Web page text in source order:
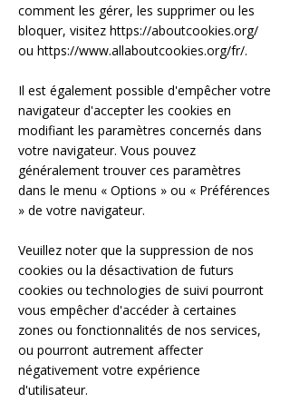
comment les gérer, les supprimer ou les
bloquer, visitez https://aboutcookies.org/
ou https://www.allaboutcookies.org/fr/.
Il est également possible d'empêcher votre
navigateur d'accepter les cookies en
modifiant les paramètres concernés dans
votre navigateur. Vous pouvez
généralement trouver ces paramètres
dans le menu « Options » ou « Préférences
» de votre navigateur.
Veuillez noter que la suppression de nos
cookies ou la désactivation de futurs
cookies ou technologies de suivi pourront
vous empêcher d'accéder à certaines
zones ou fonctionnalités de nos services,
ou pourront autrement affecter
négativement votre expérience
d'utilisateur.